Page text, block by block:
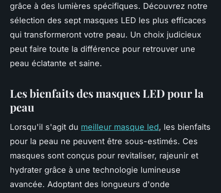
grâce à des lumières spécifiques. Découvrez notre
sélection des sept masques LED les plus efficaces
qui transformeront votre peau. Un choix judicieux
peut faire toute la différence pour retrouver une
peau éclatante et saine.
Les bienfaits des masques LED pour la
peau
Lorsqu'il s'agit du meilleur masque led, les bienfaits
pour la peau ne peuvent être sous-estimés. Ces
masques sont conçus pour revitaliser, rajeunir et
hydrater grâce à une technologie lumineuse
avancée. Adoptant des longueurs d'onde